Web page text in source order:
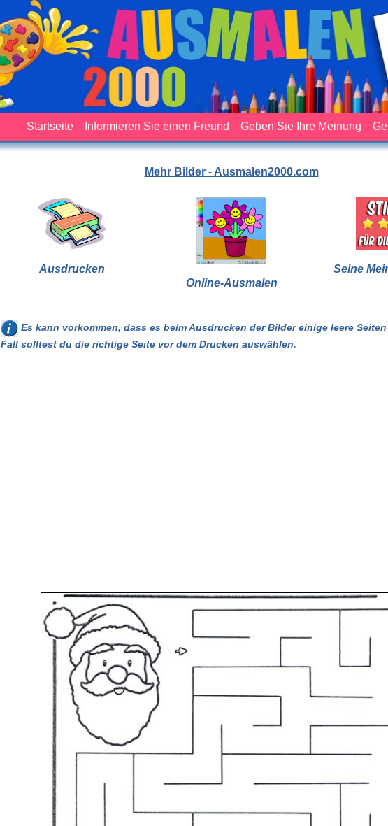
Startseite Informieren Sie einen Freund Geben Sie Ihre Meinung
Mehr Bilder - Ausmalen2000.com
Ausdrucken
Online-Ausmalen
Seine
Es kann vorkommen, dass es beim Ausdrucken der Bilder einige leere
Fall solltest du die richtige Seite vor dem Drucken auswählen.